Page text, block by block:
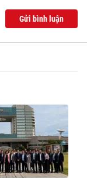
Gửi bình luận